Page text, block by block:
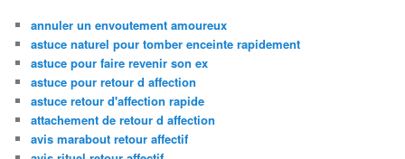
annuler un envoutement amoureux
astuce naturel pour tomber enceinte rapidement
astuce pour faire revenir son ex
astuce pour retour d affection
astuce retour d'affection rapide
attachement de retour d affection
avis marabout retour affectif